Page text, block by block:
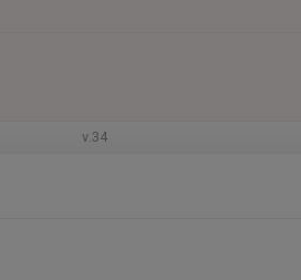
v.34